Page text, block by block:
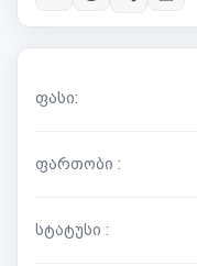
ფასი:
ფართობი :
სტატუსი :